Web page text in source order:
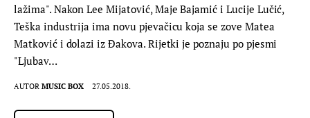
lažima". Nakon Lee Mijatović, Maje Bajamić i Lucije Lučić,
Teška industrija ima novu pjevačicu koja se zove Matea
Matković i dolazi iz Đakova. Rijetki je poznaju po pjesmi
"Ljubav…
AUTOR MUSIC BOX 27.05.2018.